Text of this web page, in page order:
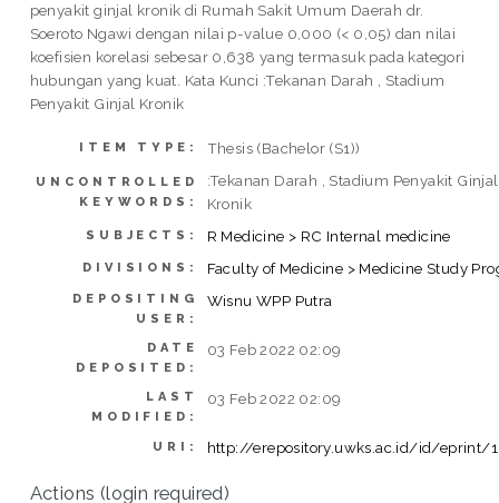
penyakit ginjal kronik di Rumah Sakit Umum Daerah dr.
Soeroto Ngawi dengan nilai p-value 0,000 (< 0,05) dan nilai
koefisien korelasi sebesar 0,638 yang termasuk pada kategori
hubungan yang kuat. Kata Kunci :Tekanan Darah , Stadium
Penyakit Ginjal Kronik
ITEM TYPE: Thesis (Bachelor (S1))
UNCONTROLLED
KEYWORDS:
:Tekanan Darah , Stadium Penyakit Ginjal
Kronik
SUBJECTS: R Medicine > RC Internal medicine
DIVISIONS: Faculty of Medicine > Medicine Study
DEPOSITING
USER:
Wisnu WPP Putra
DATE
DEPOSITED:
03 Feb 2022 02:09
LAST
MODIFIED:
03 Feb 2022 02:09
URI: http://erepository.uwks.ac.id/id/eprint/
Actions (login required)